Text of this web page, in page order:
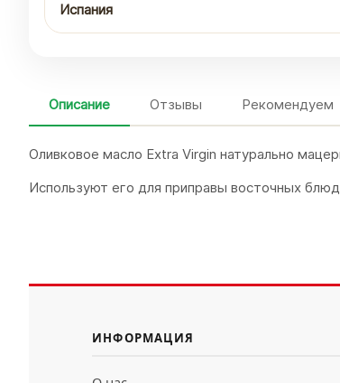
Испания
Описание Отзывы Рекомендуем
Оливковое масло Extra Virgin натурально
Используют его для приправы восточных
ИНФОРМАЦИЯ